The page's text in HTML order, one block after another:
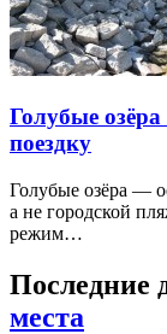
Голубые
поездку
Голубые озёра —
а не городской
режим…
Последние
места